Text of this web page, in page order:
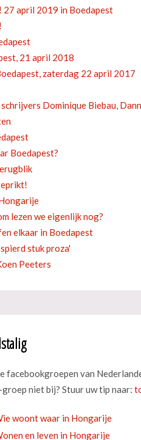
27 april 2019 in Boedapest
21 april 2018
zaterdag 22 april 2017
Dominique Biebau,
Boedapest?
lezen we eigenlijk nog?
elkaar in Boedapest
stuk proza'
Peeters
van
niet bij? Stuur uw tip naar:
woont waar in Hongarije
en leven in Hongarije